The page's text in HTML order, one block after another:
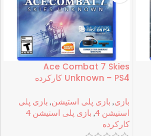
Ace Combat 7 Skies
Unknown – PS4 کارکرده
بازی, بازی پلی استیشن, بازی پلی
استیشن 4 ,
بازی پلی استیشن 4
کارکرده